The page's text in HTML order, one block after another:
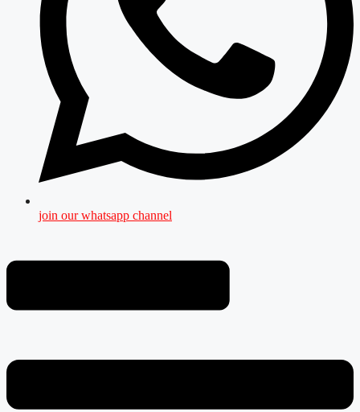
join our whatsapp channel